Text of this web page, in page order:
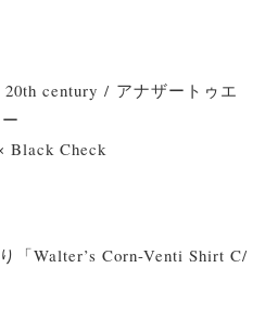
20th century / アナザートゥエ
Black Check
「Walter’s Corn-Venti Shirt C/